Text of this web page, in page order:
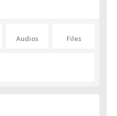
Audios Files